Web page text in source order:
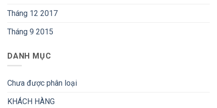
Tháng 12 2017
Tháng 9 2015
DANH MỤC
Chưa được phân loại
KHÁCH HÀNG